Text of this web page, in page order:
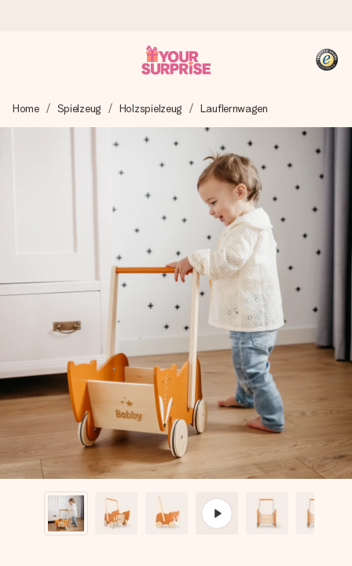
Wir bereiten dein Geschenk sorgfältig vor und schicken es
blitzschnell – damit du es genau zum richtigen Zeitpunkt
überreichen kannst, wenn es am meisten zählt.
4,8 (basierend auf +15.000 Bewertungen)
Unsere Geschenke begeistern. Kunden bewerten uns mit
4,8 bei Google Reviews (Gesamtergebnis aller Länder, in
die wir versenden).
+49 39292 929695
Montag - Freitag : 8:30 - 17:00 Uhr
Samstag - Sonntag : 8:30 - 13:00 Uhr
Home Spielzeug Holzspielzeug Lauflernwagen